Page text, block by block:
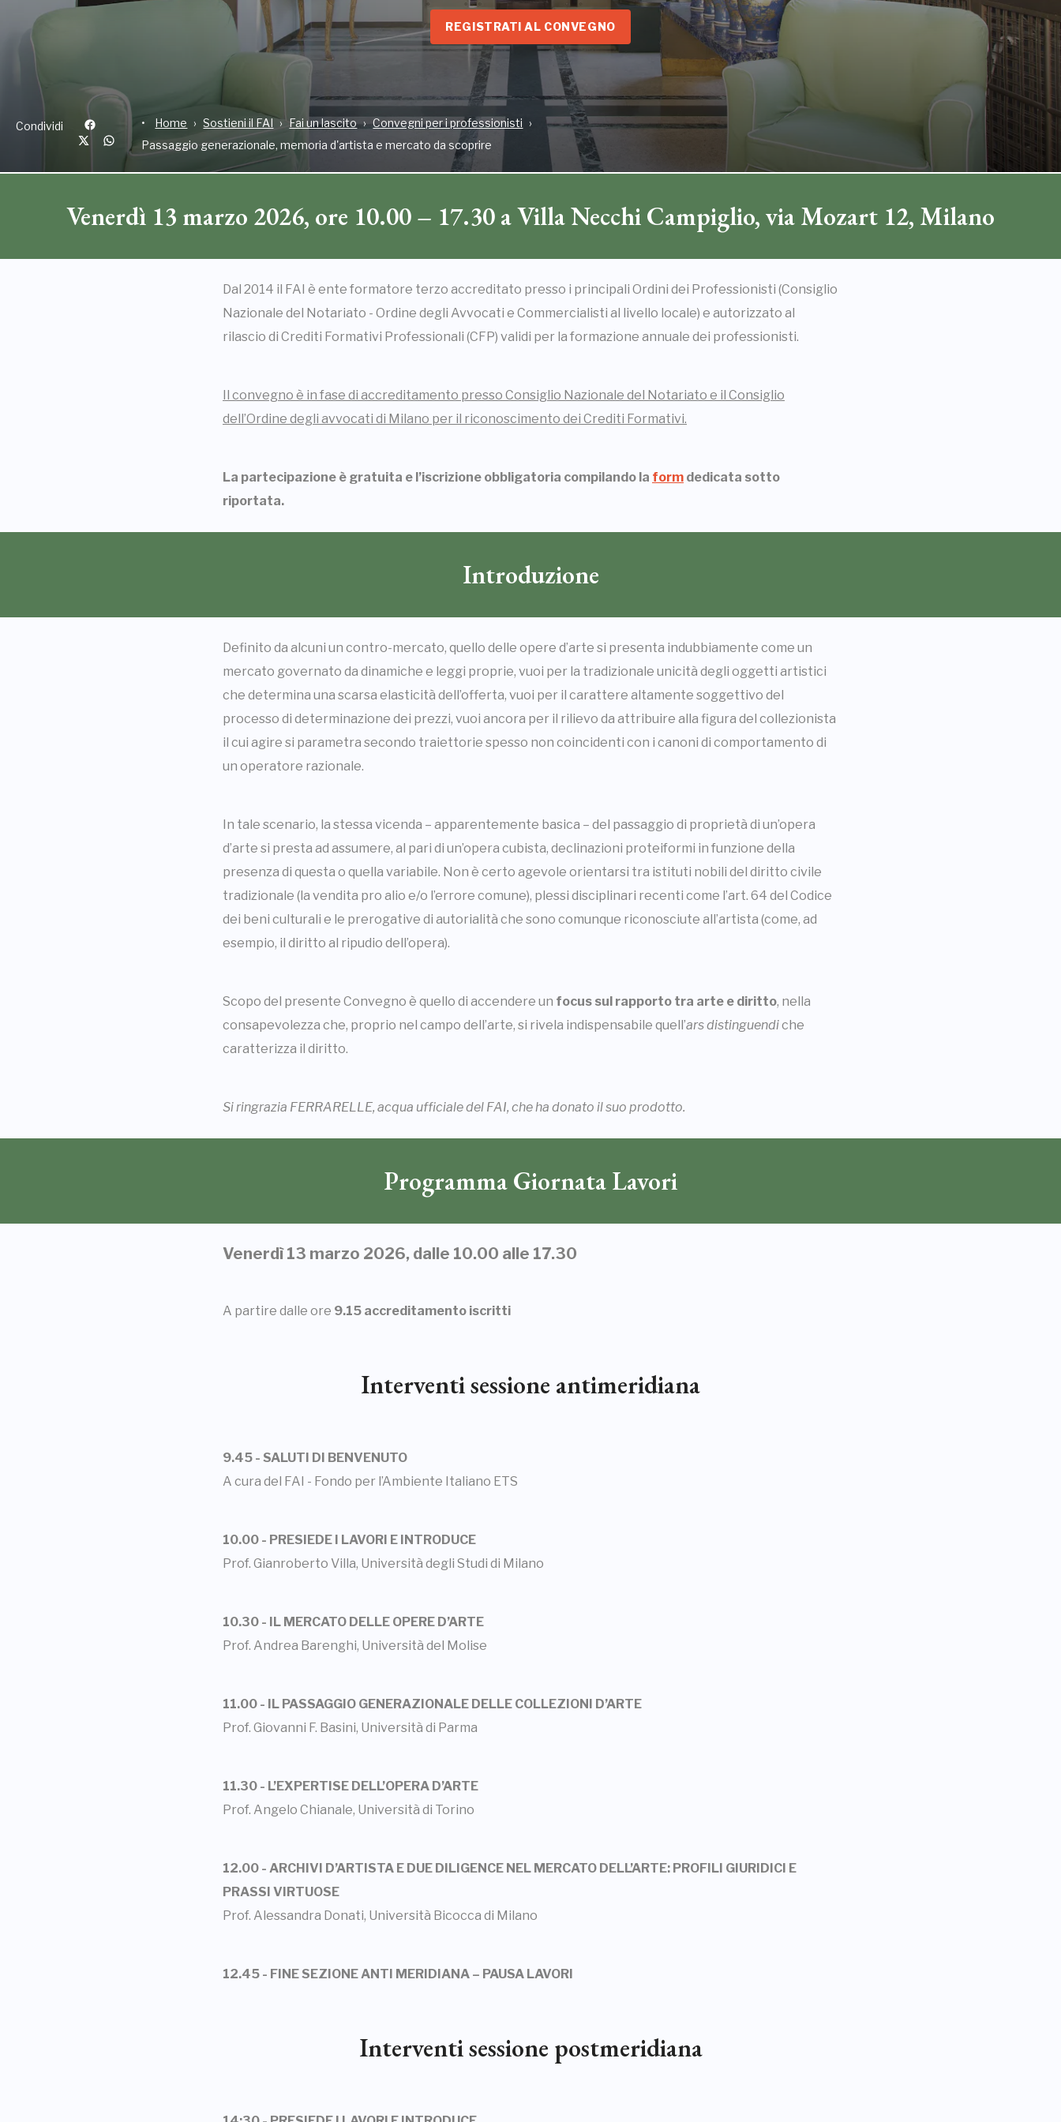
REGISTRATI AL CONVEGNO
Condividi Home Sostieni il FAI Fai un lascito
Convegni per i professionisti
Passaggio generazionale, memoria d'artista e mercato da scoprire
Venerdì 13 marzo 2026, ore 10.00 – 17.30 a Villa Necchi Campiglio, via Mozart 12, Milano
Dal 2014 il FAI è ente formatore terzo accreditato presso i principali Ordini dei Professionisti (Consiglio
Nazionale del Notariato - Ordine degli Avvocati e Commercialisti al livello locale) e autorizzato al
rilascio di Crediti Formativi Professionali (CFP) validi per la formazione annuale dei professionisti.
Il convegno è in fase di accreditamento presso Consiglio Nazionale del Notariato e il Consiglio
dell’Ordine degli avvocati di Milano per il riconoscimento dei Crediti Formativi.
La partecipazione è gratuita e l’iscrizione obbligatoria compilando la form dedicata sotto
riportata.
Introduzione
Definito da alcuni un contro-mercato, quello delle opere d’arte si presenta indubbiamente come un
mercato governato da dinamiche e leggi proprie, vuoi per la tradizionale unicità degli oggetti artistici
che determina una scarsa elasticità dell’offerta, vuoi per il carattere altamente soggettivo del
processo di determinazione dei prezzi, vuoi ancora per il rilievo da attribuire alla figura del collezionista
il cui agire si parametra secondo traiettorie spesso non coincidenti con i canoni di comportamento di
un operatore razionale.
In tale scenario, la stessa vicenda – apparentemente basica – del passaggio di proprietà di un’opera
d’arte si presta ad assumere, al pari di un’opera cubista, declinazioni proteiformi in funzione della
presenza di questa o quella variabile. Non è certo agevole orientarsi tra istituti nobili del diritto civile
tradizionale (la vendita pro alio e/o l’errore comune), plessi disciplinari recenti come l’art. 64 del Codice
dei beni culturali e le prerogative di autorialità che sono comunque riconosciute all’artista (come, ad
esempio, il diritto al ripudio dell’opera).
Scopo del presente Convegno è quello di accendere un focus sul rapporto tra arte e diritto, nella
consapevolezza che, proprio nel campo dell’arte, si rivela indispensabile quell’ars distinguendiche
caratterizza il diritto.
Si ringrazia FERRARELLE, acqua ufficiale del FAI, che ha donato il suo prodotto.
Programma Giornata Lavori
Venerdì 13 marzo 2026, dalle 10.00 alle 17.30
A partire dalle ore 9.15 accreditamento iscritti
Interventi sessione antimeridiana
9.45 - SALUTI DI BENVENUTO
A cura del FAI - Fondo per l’Ambiente Italiano ETS
10.00 - PRESIEDE I LAVORI E INTRODUCE
Prof. Gianroberto Villa, Università degli Studi di Milano
10.30 - IL MERCATO DELLE OPERE D’ARTE
Prof. Andrea Barenghi, Università del Molise
11.00 - IL PASSAGGIO GENERAZIONALE DELLE COLLEZIONI D’ARTE
Prof. Giovanni F. Basini, Università di Parma
11.30 - L’EXPERTISE DELL’OPERA D’ARTE
Prof. Angelo Chianale, Università di Torino
12.00 - ARCHIVI D’ARTISTA E DUE DILIGENCE NEL MERCATO DELL’ARTE: PROFILI GIURIDICI E
PRASSI VIRTUOSE
Prof. Alessandra Donati, Università Bicocca di Milano
12.45 - FINE SEZIONE ANTI MERIDIANA – PAUSA LAVORI
Interventi sessione postmeridiana